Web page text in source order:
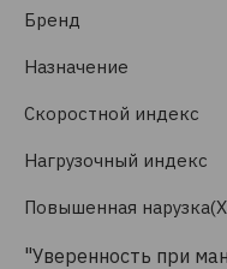
Бренд
Назначение
Скоростной индекс
Нагрузочный индекс
Повышенная
"Уверенность при